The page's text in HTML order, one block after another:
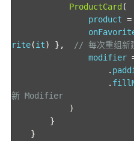
ProductCard (
product =
rite(it) },
// 每次重组新
modifier
.
.
新 Modifier
)
}
}